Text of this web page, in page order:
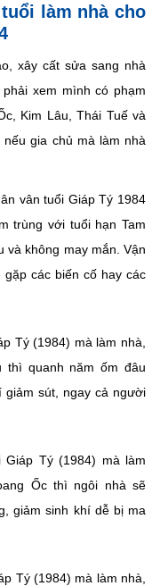
làm nhà cho
xây cất sửa sang nhà
xem mình có phạm
Kim Lâu, Thái Tuế và
gia chủ mà làm nhà
vân tuổi Giáp Tý 1984
trùng với tuổi hạn Tam
và không may mắn. Vận
các biến cố hay các
Tý (1984) mà làm nhà,
thì quanh năm ốm đâu
giảm sút, ngay cả người
Giáp Tý (1984) mà làm
Ốc thì ngôi nhà sẽ
giảm sinh khí dễ bị ma
Tý (1984) mà làm nhà,